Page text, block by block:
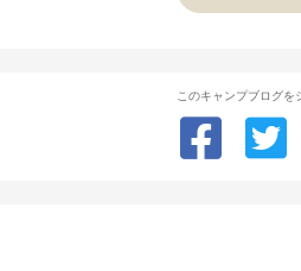
このキャンプブログを